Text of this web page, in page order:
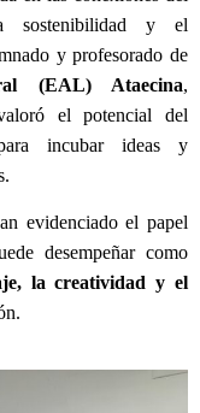
sostenibilidad y el
y profesorado de
(EAL) Ataecina,
el potencial del
incubar ideas y
evidenciado el papel
desempeñar como
la creatividad y el
.